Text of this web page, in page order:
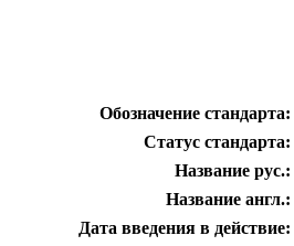
Обозначение стандарта:
Статус стандарта:
Название рус.:
Название англ.:
Дата введения в действие: